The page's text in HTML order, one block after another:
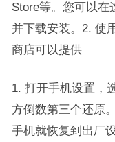
Store等。您可以在
并下载安装。2. 使
商店可以提供
1. 打开手机设置，
方倒数第三个还原
手机就恢复到出厂